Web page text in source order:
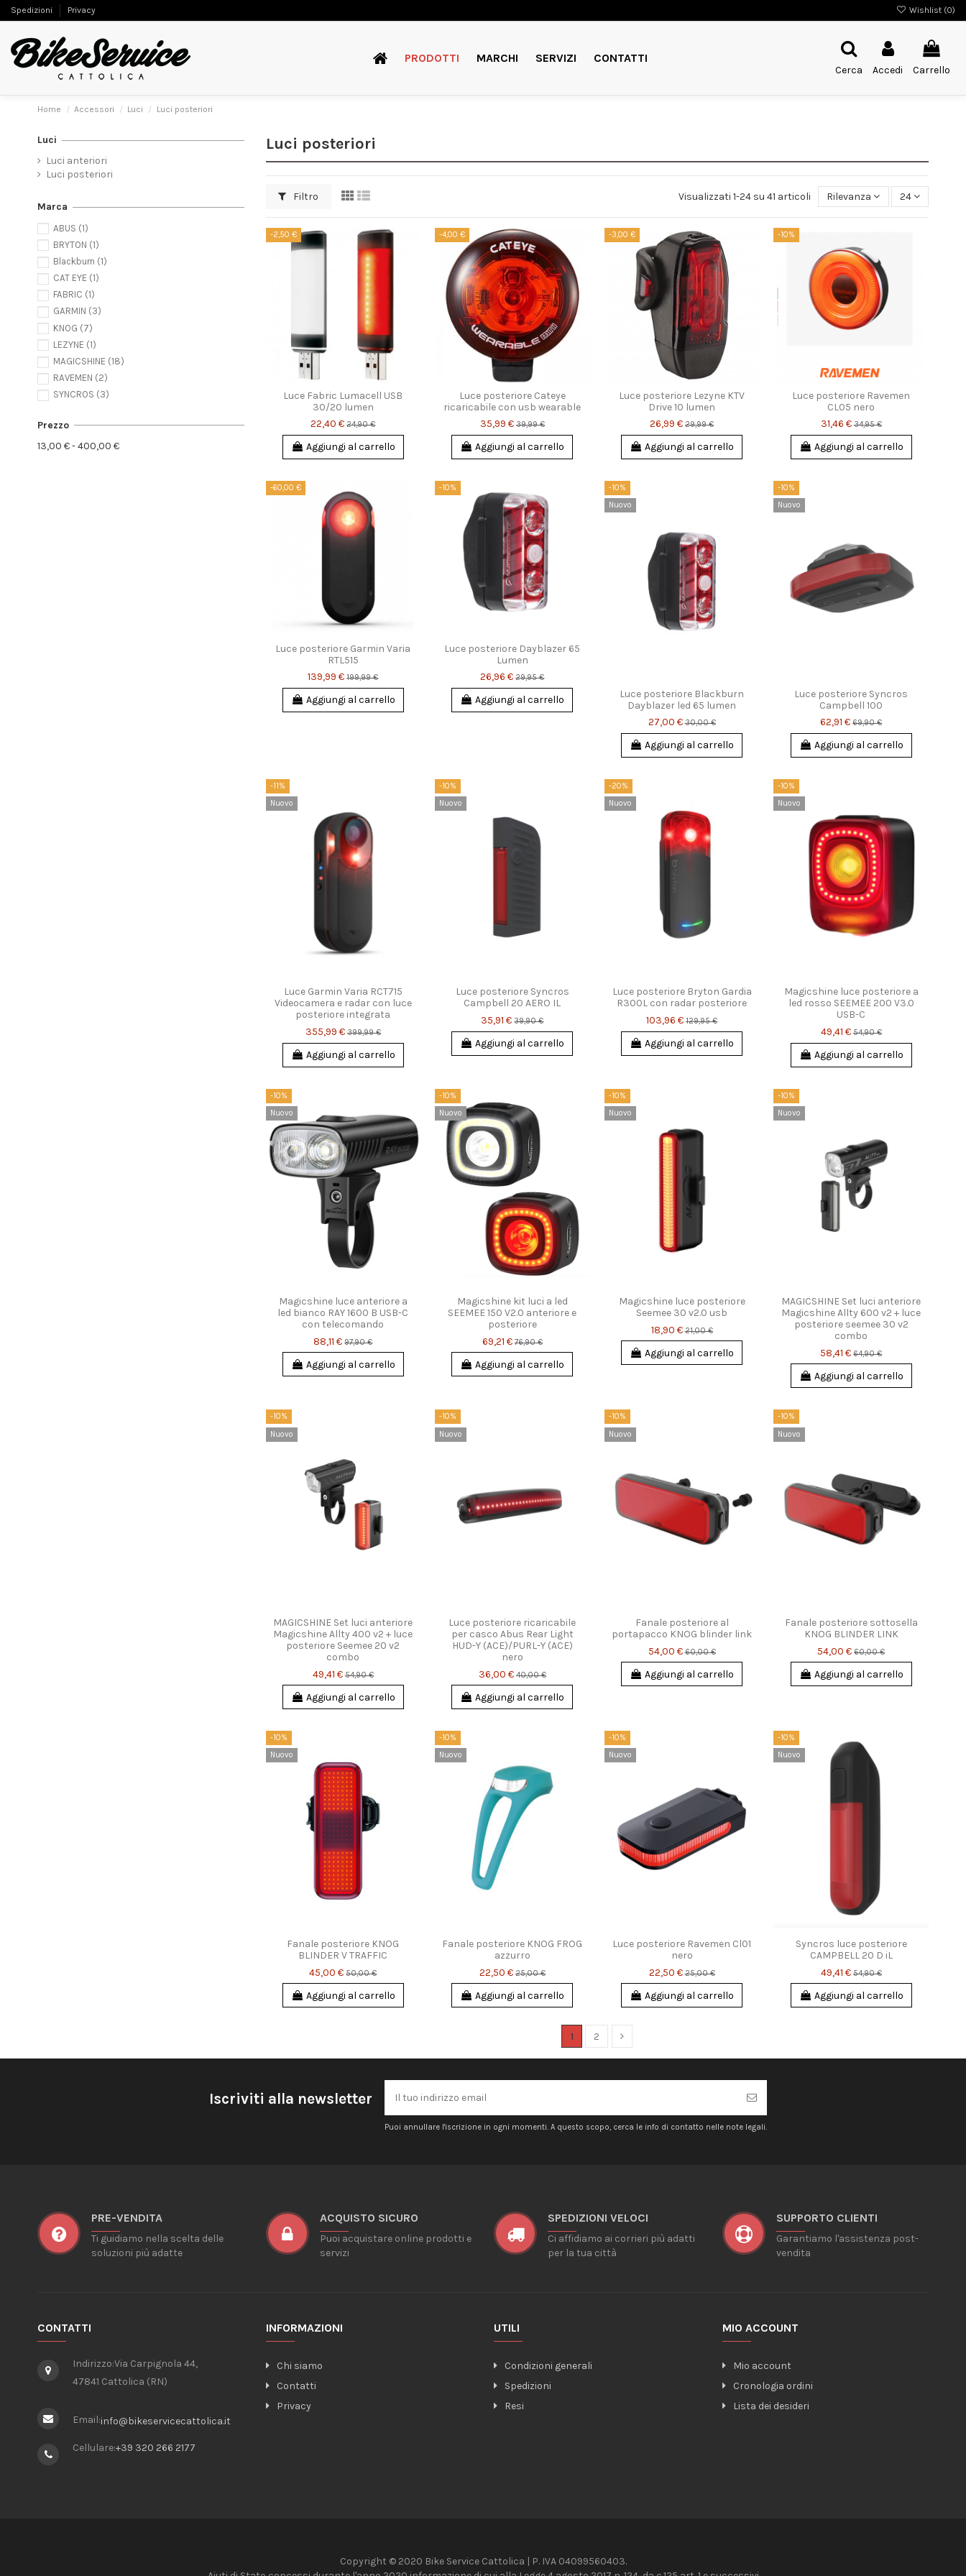
Spedizioni Privacy Wishlist (0)
PRODOTTI MARCHI SERVIZI CONTATTI
Cerca Accedi Carrello
Home Accessori Luci Luci posteriori
Luci posteriori
Filtro Visualizzati 1-24 su 41 articoli Rilevanza 24
-2,50 €
Luce Fabric Lumacell USB
30/20 lumen
22,40 € 24,90 €
Aggiungi al carrello
-4,00 €
Luce posteriore Cateye
ricaricabile con usb wearable
35,99 € 39,99 €
Aggiungi al carrello
-3,00 €
Luce posteriore Lezyne KTV
Drive 10 lumen
26,99 € 29,99 €
Aggiungi al carrello
-10%
Luce posteriore Ravemen
CL05 nero
31,46 € 34,95 €
Aggiungi al carrello
-60,00 €
Luce posteriore Garmin Varia
RTL515
139,99 € 199,99 €
Aggiungi al carrello
-10%
Luce posteriore Dayblazer 65
Lumen
26,96 € 29,95 €
Aggiungi al carrello
-10%
Nuovo
Luce posteriore Blackburn
Dayblazer led 65 lumen
27,00 € 30,00 €
Aggiungi al carrello
-10%
Nuovo
Luce posteriore Syncros
Campbell 100
62,91 € 69,90 €
Aggiungi al carrello
-11%
Nuovo
Luce Garmin Varia RCT715
Videocamera e radar con luce
posteriore integrata
355,99 € 399,99 €
Aggiungi al carrello
-10%
Nuovo
Luce posteriore Syncros
Campbell 20 AERO IL
35,91 € 39,90 €
Aggiungi al carrello
-20%
Nuovo
Luce posteriore Bryton Gardia
R300L con radar posteriore
103,96 € 129,95 €
Aggiungi al carrello
-10%
Nuovo
Magicshine luce posteriore a
led rosso SEEMEE 200 V3.0
USB-C
49,41 € 54,90 €
Aggiungi al carrello
-10%
Nuovo
Magicshine luce anteriore a
led bianco RAY 1600 B USB-C
con telecomando
88,11 € 97,90 €
Aggiungi al carrello
-10%
Nuovo
Magicshine kit luci a led
SEEMEE 150 V2.0 anteriore e
posteriore
69,21 € 76,90 €
Aggiungi al carrello
-10%
Nuovo
Magicshine luce posteriore
Seemee 30 v2.0 usb
18,90 € 21,00 €
Aggiungi al carrello
-10%
Nuovo
MAGICSHINE Set luci anteriore
Magicshine Allty 600 v2 + luce
posteriore seemee 30 v2
combo
58,41 € 64,90 €
Aggiungi al carrello
-10%
Nuovo
MAGICSHINE Set luci anteriore
Magicshine Allty 400 v2 + luce
posteriore Seemee 20 v2
combo
49,41 € 54,90 €
Aggiungi al carrello
-10%
Nuovo
Luce posteriore ricaricabile
per casco Abus Rear Light
HUD-Y (ACE)/PURL-Y (ACE)
nero
36,00 € 40,00 €
Aggiungi al carrello
-10%
Nuovo
Fanale posteriore al
portapacco KNOG blinder link
54,00 € 60,00 €
Aggiungi al carrello
-10%
Nuovo
Fanale posteriore sottosella
KNOG BLINDER LINK
54,00 € 60,00 €
Aggiungi al carrello
-10%
Nuovo
Fanale posteriore KNOG
BLINDER V TRAFFIC
45,00 € 50,00 €
Aggiungi al carrello
-10%
Nuovo
Fanale posteriore KNOG FROG
azzurro
22,50 € 25,00 €
Aggiungi al carrello
-10%
Nuovo
Luce posteriore Ravemen Cl01
nero
22,50 € 25,00 €
Aggiungi al carrello
-10%
Nuovo
Syncros luce posteriore
CAMPBELL 20 D iL
49,41 € 54,90 €
Aggiungi al carrello
1 2
Luci
Luci anteriori
Luci posteriori
Marca
ABUS (1)
BRYTON (1)
Blackburn (1)
CAT EYE (1)
FABRIC (1)
GARMIN (3)
KNOG (7)
LEZYNE (1)
MAGICSHINE (18)
RAVEMEN (2)
SYNCROS (3)
Prezzo
13,00 € - 400,00 €
Iscriviti alla newsletter
Puoi annullare l'iscrizione in ogni momenti. A questo scopo, cerca le info di contatto nelle note legali.
PRE-VENDITA
Ti guidiamo nella scelta delle
soluzioni più adatte
ACQUISTO SICURO
Puoi acquistare online prodotti e
servizi
SPEDIZIONI VELOCI
Ci affidiamo ai corrieri più adatti
per la tua città
SUPPORTO CLIENTI
Garantiamo l'assistenza post-
vendita
CONTATTI
Indirizzo:Via Carpignola 44,
47841 Cattolica (RN)
Email:info@bikeservicecattolica.it
Cellulare:+39 320 266 2177
INFORMAZIONI
Chi siamo
Contatti
Privacy
UTILI
Condizioni generali
Spedizioni
Resi
MIO ACCOUNT
Mio account
Cronologia ordini
Lista dei desideri
Copyright © 2020 Bike Service Cattolica | P. IVA 04099560403.